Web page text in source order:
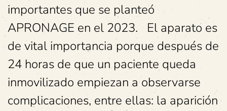
importantes que se planteó
APRONAGE en el 2023. El aparato es
de vital importancia porque después de
24 horas de que un paciente queda
inmovilizado empiezan a observarse
complicaciones, entre ellas: la aparición